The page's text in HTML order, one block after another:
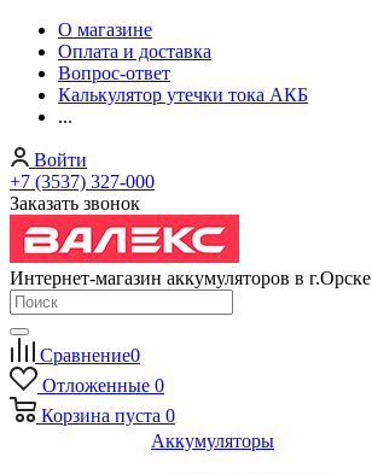
О магазине
Оплата и доставка
Вопрос-ответ
Калькулятор утечки тока АКБ
...
Войти
+7 (3537) 327-000
Заказать звонок
Интернет-магазин аккумуляторов в г.Орске
Сравнение0
Отложенные 0
Корзина пуста 0
Аккумуляторы